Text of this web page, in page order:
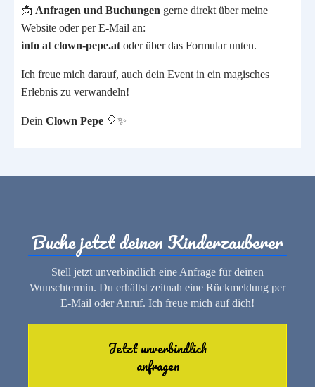
📩 Anfragen und Buchungen gerne direkt über meine
Website oder per E-Mail an:
info at clown-pepe.at oder über das Formular unten.
Ich freue mich darauf, auch dein Event in ein magisches
Erlebnis zu verwandeln!
Dein Clown Pepe 🎈✨
Buche jetzt deinen Kinderzauberer
Stell jetzt unverbindlich eine Anfrage für deinen
Wunschtermin. Du erhältst zeitnah eine Rückmeldung per
E-Mail oder Anruf. Ich freue mich auf dich!
Jetzt unverbindlich
anfragen